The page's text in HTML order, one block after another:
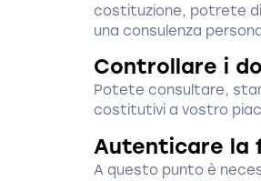
costituzione, potrete
una consulenza
Controllare i
Potete consultare,
costitutivi a vostro
Autenticare la
A questo punto è